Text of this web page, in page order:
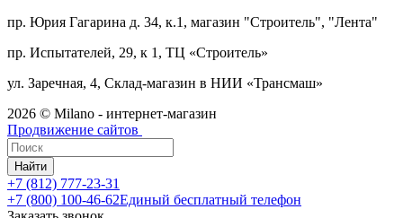
пр. Юрия Гагарина д. 34, к.1, магазин "Строитель", "Лента"
пр. Испытателей, 29, к 1, ТЦ «Строитель»
ул. Заречная, 4, Склад-магазин в НИИ «Трансмаш»
2026 © Milano - интернет-магазин
Продвижение сайтов
Найти
+7 (812) 777-23-31
+7 (800) 100-46-62Единый бесплатный телефон